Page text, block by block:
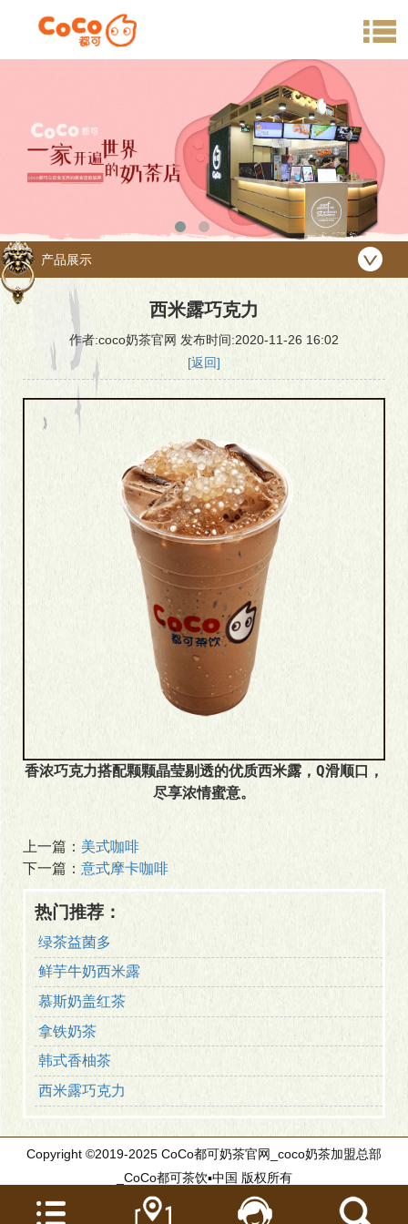
产品展示
西米露巧克力
作者:coco奶茶官网 发布时间:2020-11-26 16:02
[返回]
香浓巧克力搭配颗颗晶莹剔透的优质西米露，Q滑顺口，
尽享浓情蜜意。
上一篇： 美式咖啡
下一篇： 意式摩卡咖啡
热门推荐：
绿茶益菌多
鲜芋牛奶西米露
慕斯奶盖红茶
拿铁奶茶
韩式香柚茶
西米露巧克力
Copyright ©2019-2025 CoCo都可奶茶官网_coco奶茶加盟总部
_CoCo都可茶饮▪中国 版权所有